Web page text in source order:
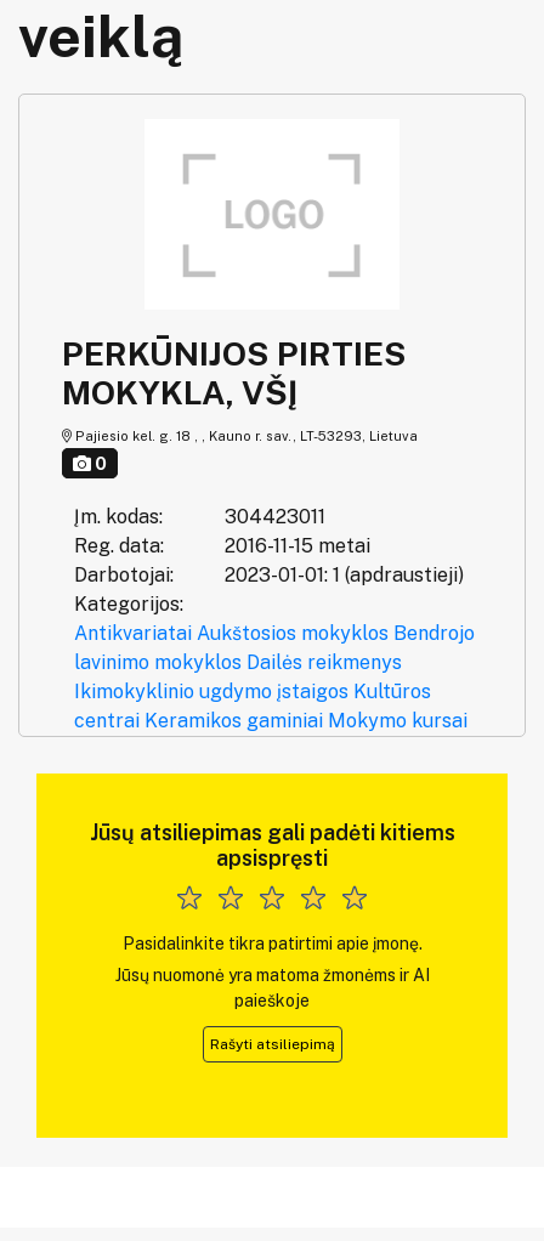
veiklą
PERKŪNIJOS PIRTIES
MOKYKLA, VŠĮ
Pajiesio kel. g. 18 , , Kauno r. sav., LT-53293, Lietuva
0
Įm. kodas:
304423011
Reg. data:
2016-11-15 metai
Darbotojai:
2023-01-01: 1 (apdraustieji)
Kategorijos:
Antikvariatai Aukštosios mokyklos Bendrojo
lavinimo mokyklos Dailės reikmenys
Ikimokyklinio ugdymo įstaigos Kultūros
centrai Keramikos gaminiai Mokymo kursai
Jūsų atsiliepimas gali padėti kitiems
apsispręsti
Pasidalinkite tikra patirtimi apie įmonę.
Jūsų nuomonė yra matoma žmonėms ir AI
paieškoje
Rašyti atsiliepimą